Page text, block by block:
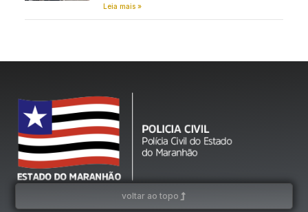
Leia mais »
voltar ao topo